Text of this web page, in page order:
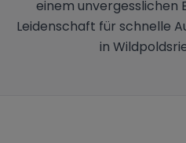
einem unvergesslichen
Leidenschaft für schnelle
in